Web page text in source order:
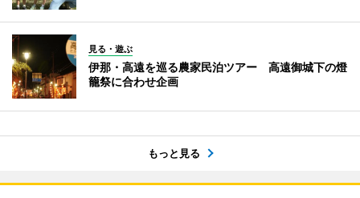
見る・遊ぶ
伊那・高遠を巡る農家民泊ツアー 高遠御城下の燈
籠祭に合わせ企画
もっと見る